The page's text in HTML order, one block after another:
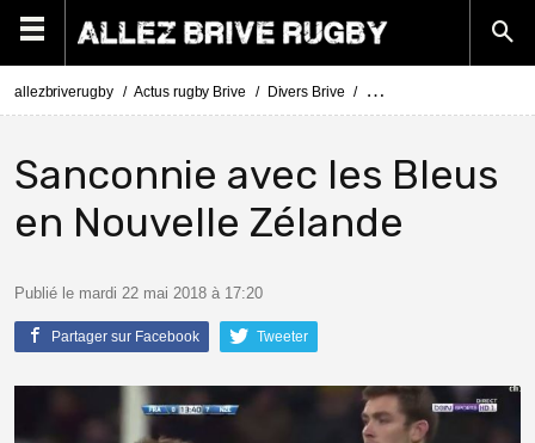
allezbriverugby Actus rugby Brive Divers Brive Fabien Sanconnie avec
Sanconnie avec les Bleus
en Nouvelle Zélande
Publié le mardi 22 mai 2018 à 17:20
Partager sur Facebook Tweeter